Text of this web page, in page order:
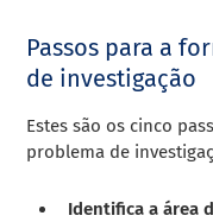
Passos para a
de investigação
Estes são os cinco
problema de
Identifica a área